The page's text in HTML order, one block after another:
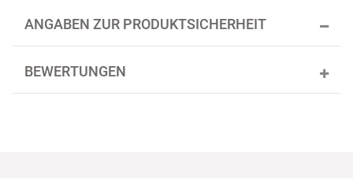
ANGABEN ZUR PRODUKTSICHERHEIT
BEWERTUNGEN